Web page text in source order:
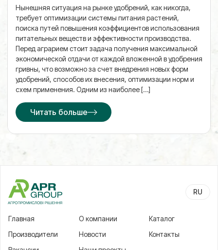
Нынешняя ситуация на рынке удобрений, как никогда,
требует оптимизации системы питания растений,
поиска путей повышения коэффициентов использования
питательных веществ и эффективности производства.
Перед аграрием стоит задача получения максимальной
экономической отдачи от каждой вложенной в удобрения
гривны, что возможно за счет внедрения новых форм
удобрений, способов их внесения, оптимизации норм и
схем применения. Одним из наиболее […]
Читать больше
RU
Главная
О компании
Каталог
Производители
Новости
Контакты